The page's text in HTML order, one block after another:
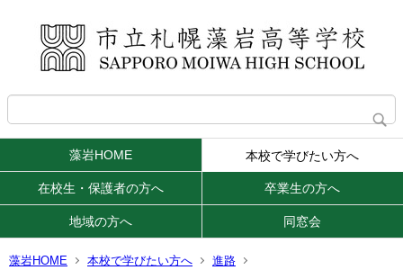
藻岩HOME 本校で学びたい方へ
在校生・保護者の方へ 卒業生の方へ
地域の方へ 同窓会
藻岩HOME 本校で学びたい方へ
進路